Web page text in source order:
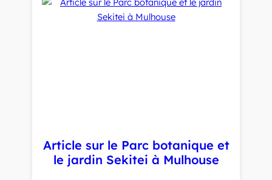
Article sur le Parc botanique et
le jardin Sekitei à Mulhouse